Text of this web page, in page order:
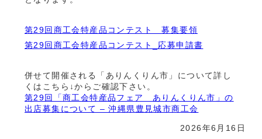
第29回商工会特産品コンテスト 募集要領
第29回商工会特産品コンテスト_応募申請書
併せて開催される「ありんくりん市」について詳し
くはこちら↓からご確認下さい。
第29回「商工会特産品フェア ありんくりん市」の
出店募集について – 沖縄県豊見城市商工会
2026年6月16日